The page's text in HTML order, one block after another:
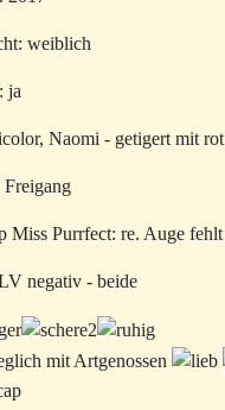
weiblich
ja
Naomi - getigert mit rot
Miss Purrfect: re. Auge fehlt
negativ - beide